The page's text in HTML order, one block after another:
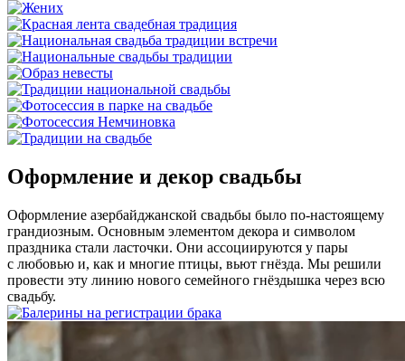
Оформление и декор свадьбы
Оформление азербайджанской свадьбы было по-настоящему
грандиозным. Основным элементом декора и символом
праздника стали ласточки. Они ассоциируются у пары
с любовью и, как и многие птицы, вьют гнёзда. Мы решили
провести эту линию нового семейного гнёздышка через всю
свадьбу.